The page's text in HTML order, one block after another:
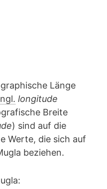
Länge
longitude
Breite
) sind auf die
Werte, die sich auf
beziehen.